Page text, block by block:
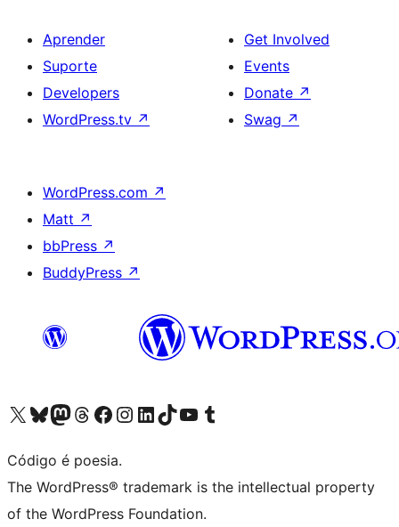
Aprender
Suporte
Developers
WordPress.tv ↗
Get Involved
Events
Donate ↗
Swag ↗
WordPress.com ↗
Matt ↗
bbPress ↗
BuddyPress ↗
Visite a nossa conta X (antigo Twitter)
Visit our Bluesky account
Visit our Mastodon account
Visit our Threads account
Visite a nossa página do Facebook
Visite a nossa conta no Instagram
Visite a nossa conta no LinkedIn
Visit our TikTok account
Visit our YouTube channel
Visit our Tumblr account
Código é poesia.
The WordPress® trademark is the intellectual property
of the WordPress Foundation.